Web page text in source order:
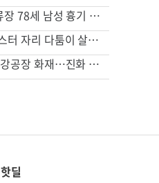
광대 복장 10대, 버스정류장 78세 남성 흉기 살해 혐의
잠수 중 공기 끊었다? 랍스터 자리 다툼이 살인미수 사건으로
고철 2000t 쌓인 부산 철강공장 화재…진화 장기전
핫딜